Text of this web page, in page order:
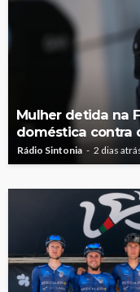
Mulher detida na
doméstica contra
Rádio Sintonia 2 dias